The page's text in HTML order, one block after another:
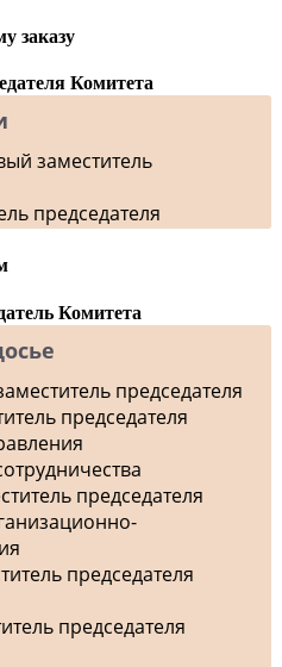
заказу
Комитета
заместитель
председателя
Комитета
председателя
председателя
председателя
председателя
председателя